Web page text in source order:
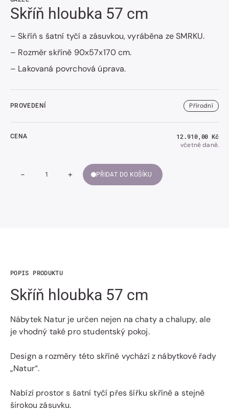
Skříň hloubka 57 cm
– Skříň s šatní tyčí a zásuvkou, vyráběna ze SMRKU.
– Rozměr skříně 90x57x170 cm.
– Lakovaná povrchová úprava.
PROVEDENÍ Přírodní
CENA Běžná
cena
12.910,00 Kč
včetně daně.
Snížit
-
Zvýšit
množství
+ PŘIDAT DO KOŠÍKU
POPIS PRODUKTU
Skříň hloubka 57 cm
Nábytek Natur je určen nejen na chaty a chalupy, ale
je vhodný také pro studentský pokoj.
Design a rozměry této skříně vychází z nábytkové řady
„Natur“.
Nabízí prostor s šatní tyčí přes šířku skříně a stejně
širokou zásuvku.